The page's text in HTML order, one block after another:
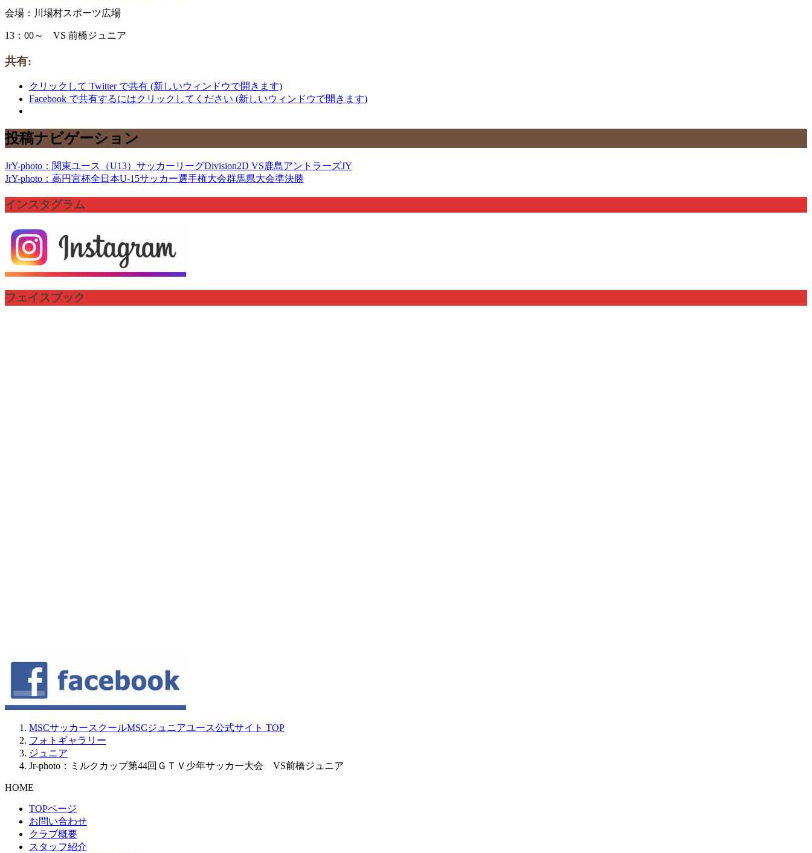
会場：川場村スポーツ広場
13：00～ VS 前橋ジュニア
共有:
クリックして Twitter で共有 (新しいウィンドウで開きます)
Facebook で共有するにはクリックしてください (新しいウィンドウで開きます)
投稿ナビゲーション
JrY-photo：関東ユース（U13）サッカーリーグDivision2D VS鹿島アントラーズJY
JrY-photo：高円宮杯全日本U-15サッカー選手権大会群馬県大会準決勝
インスタグラム
フェイスブック
MSCサッカースクールMSCジュニアユース公式サイト TOP
フォトギャラリー
ジュニア
Jr-photo：ミルクカップ第44回ＧＴＶ少年サッカー大会 VS前橋ジュニア
HOME
TOPページ
お問い合わせ
クラブ概要
スタッフ紹介